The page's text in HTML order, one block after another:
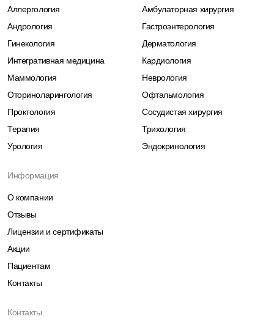
Аллергология
Амбулаторная хирургия
Андрология
Гастроэнтерология
Гинекология
Дерматология
Интегративная медицина
Кардиология
Маммология
Неврология
Оториноларингология
Офтальмология
Проктология
Сосудистая хирургия
Терапия
Трихология
Урология
Эндокринология
Информация
О компании
Отзывы
Лицензии и сертификаты
Акции
Пациентам
Контакты
Контакты